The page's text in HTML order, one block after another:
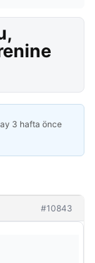
3 hafta önce
#10843